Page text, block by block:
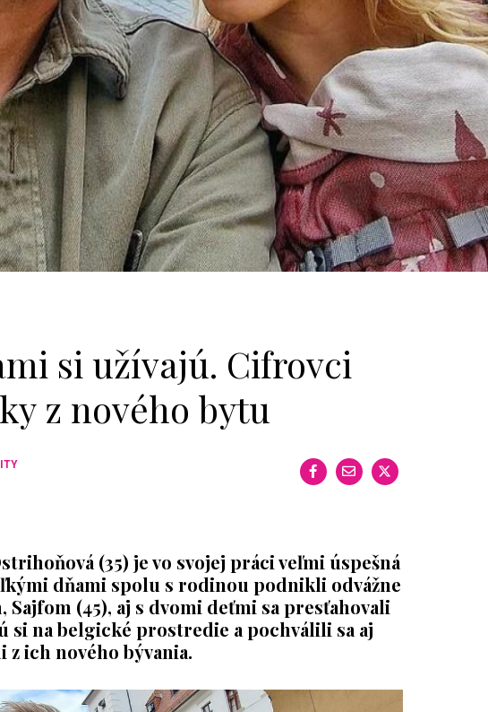
si užívajú. Cifrovci
z nového bytu
(35) je vo svojej práci veľmi úspešná
dňami spolu s rodinou podnikli odvážne
Sajfom (45), aj s dvomi deťmi sa presťahovali
si na belgické prostredie a pochválili sa aj
ich nového bývania.